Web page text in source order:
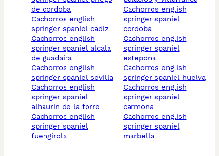
de cordoba
cachorros english
springer spaniel cadiz
cachorros english
springer spaniel alcala
de guadaira
cachorros english
springer spaniel sevilla
cachorros english
springer spaniel
alhaurin de la torre
cachorros english
springer spaniel
fuengirola
cachorros english
springer spaniel
cordoba
cachorros english
springer spaniel
estepona
cachorros english
springer spaniel huelva
cachorros english
springer spaniel
carmona
cachorros english
springer spaniel
marbella